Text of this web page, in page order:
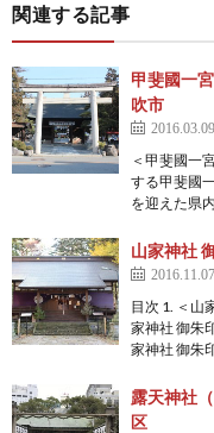
関連する記事
甲斐國一
吹市
2016.03.09
＜甲斐國一
する甲斐國
を迎えた県
山家神社
2016.11.07
目次 1. ＜山
家神社 御朱
家神社 御朱
露天神社
区